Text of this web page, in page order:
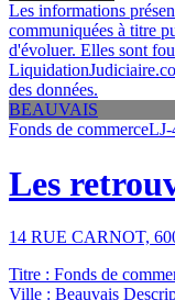
Les informations
communiquées à titre
d'évoluer. Elles sont
des données.
BEAUVAIS
Fonds de commerceLJ-
Les
14 RUE CARNOT,
Titre : Fonds de
Ville : Beauvais